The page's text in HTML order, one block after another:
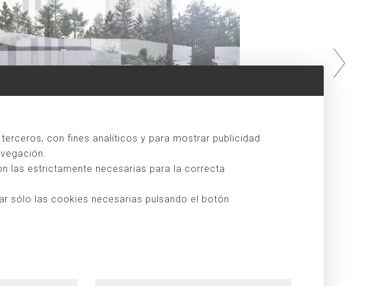
con fines analíticos y para mostrar publicidad
las estrictamente necesarias para la correcta
sólo las cookies necesarias pulsando el botón